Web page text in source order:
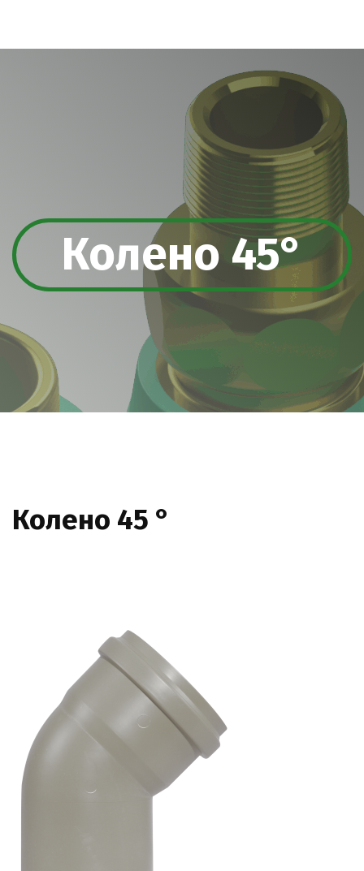
Колено 45°
Колено 45 °